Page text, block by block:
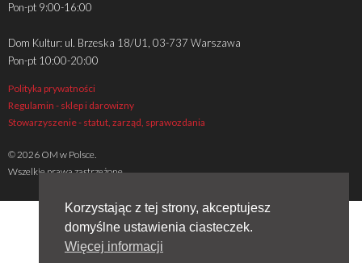
Pon-pt 9:00-16:00
Dom Kultur: ul. Brzeska 18/U1, 03-737 Warszawa
Pon-pt 10:00-20:00
Polityka prywatności
Regulamin - sklep i darowizny
Stowarzyszenie - statut, zarząd, sprawozdania
© 2026 OM w Polsce.
Wszelkie prawa zastrzeżone
Korzystając z tej strony, akceptujesz
domyślne ustawienia ciasteczek.
Więcej informacji